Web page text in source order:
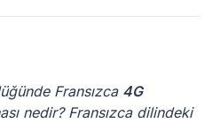
Fransızca 4G
nedir? Fransızca dilindeki